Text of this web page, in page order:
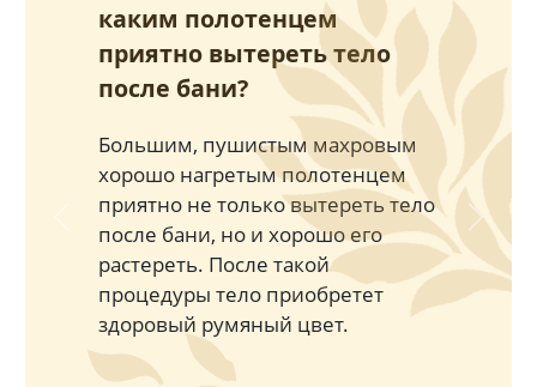
каким полотенцем
приятно вытереть тело
после бани?
Большим, пушистым махровым
хорошо нагретым полотенцем
приятно не только вытереть тело
после бани, но и хорошо его
растереть. После такой
процедуры тело приобретет
здоровый румяный цвет.
Previous Next